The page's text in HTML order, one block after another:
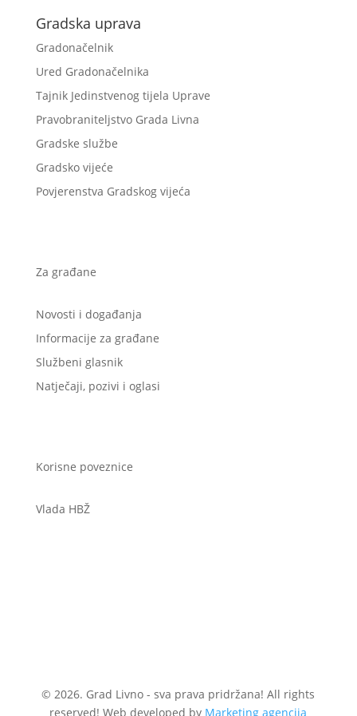
Gradska uprava
Gradonačelnik
Ured Gradonačelnika
Tajnik Jedinstvenog tijela Uprave
Pravobraniteljstvo Grada Livna
Gradske službe
Gradsko vijeće
Povjerenstva Gradskog vijeća
Za građane
Novosti i događanja
Informacije za građane
Službeni glasnik
Natječaji, pozivi i oglasi
Korisne poveznice
Vlada HBŽ
© 2026. Grad Livno - sva prava pridržana! All rights
reserved! Web developed by Marketing agencija